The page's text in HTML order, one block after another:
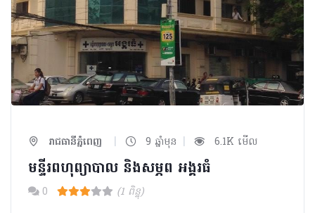
រាជធានីភ្នំពេញ | 9 ឆ្នាំមុន | 6.1K មើល
មន្ទីរពហុព្យាបាល និងសម្ភព អង្គរធំ
0 (1 ពិន្ទុ)